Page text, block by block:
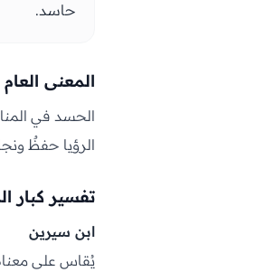
حاسد.
المعنى العام
الحسد في
الرؤيا حفظٌ
تفسير كبار
ابن سيرين
يُقاس على